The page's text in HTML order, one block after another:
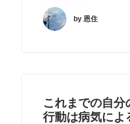
by 恩住
これまでの自分
行動は病気によ